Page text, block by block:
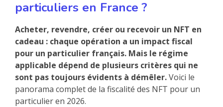
particuliers en France ?
Acheter, revendre, créer ou recevoir un NFT en
cadeau : chaque opération a un impact fiscal
pour un particulier français. Mais le régime
applicable dépend de plusieurs critères qui ne
sont pas toujours évidents à démêler.Voici le
panorama complet de la fiscalité des NFT pour un
particulier en 2026.